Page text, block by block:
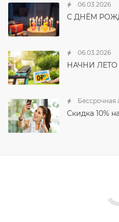
06.03.2026
С ДНЁМ
06.03.2026
НАЧНИ
Бессрочная
Скидка 10%